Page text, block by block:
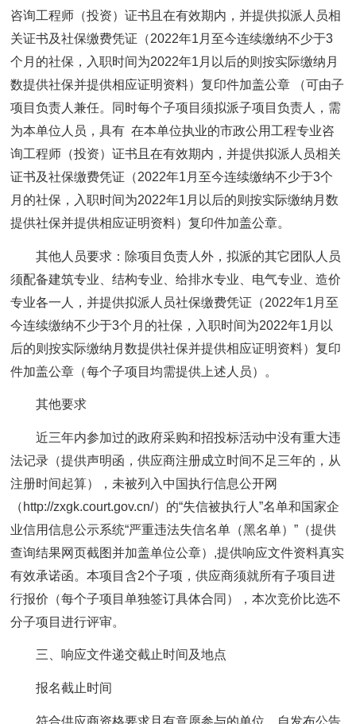
咨询工程师（投资）证书且在有效期内，并提供拟派人员相
关证书及社保缴费凭证（2022年1月至今连续缴纳不少于3
个月的社保，入职时间为2022年1月以后的则按实际缴纳月
数提供社保并提供相应证明资料）复印件加盖公章 （可由子
项目负责人兼任。同时每个子项目须拟派子项目负责人，需
为本单位人员，具有 在本单位执业的市政公用工程专业咨
询工程师（投资）证书且在有效期内，并提供拟派人员相关
证书及社保缴费凭证（2022年1月至今连续缴纳不少于3个
月的社保，入职时间为2022年1月以后的则按实际缴纳月数
提供社保并提供相应证明资料）复印件加盖公章。
其他人员要求：除项目负责人外，拟派的其它团队人员
须配备建筑专业、结构专业、给排水专业、电气专业、造价
专业各一人，并提供拟派人员社保缴费凭证（2022年1月至
今连续缴纳不少于3个月的社保，入职时间为2022年1月以
后的则按实际缴纳月数提供社保并提供相应证明资料）复印
件加盖公章（每个子项目均需提供上述人员）。
其他要求
近三年内参加过的政府采购和招投标活动中没有重大违
法记录（提供声明函，供应商注册成立时间不足三年的，从
注册时间起算），未被列入中国执行信息公开网
（http://zxgk.court.gov.cn/）的“失信被执行人”名单和国家企
业信用信息公示系统“严重违法失信名单（黑名单）”（提供
查询结果网页截图并加盖单位公章）,提供响应文件资料真实
有效承诺函。本项目含2个子项，供应商须就所有子项目进
行报价（每个子项目单独签订具体合同），本次竞价比选不
分子项目进行评审。
三、响应文件递交截止时间及地点
报名截止时间
符合供应商资格要求且有意愿参与的单位，自发布公告